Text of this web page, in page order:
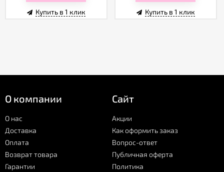
Купить в 1 клик Купить в 1 клик
О компании
О нас
Доставка
Оплата
Возврат товара
Гарантии
Сайт
Акции
Как оформить заказ
Вопрос-ответ
Публичная оферта
Политика